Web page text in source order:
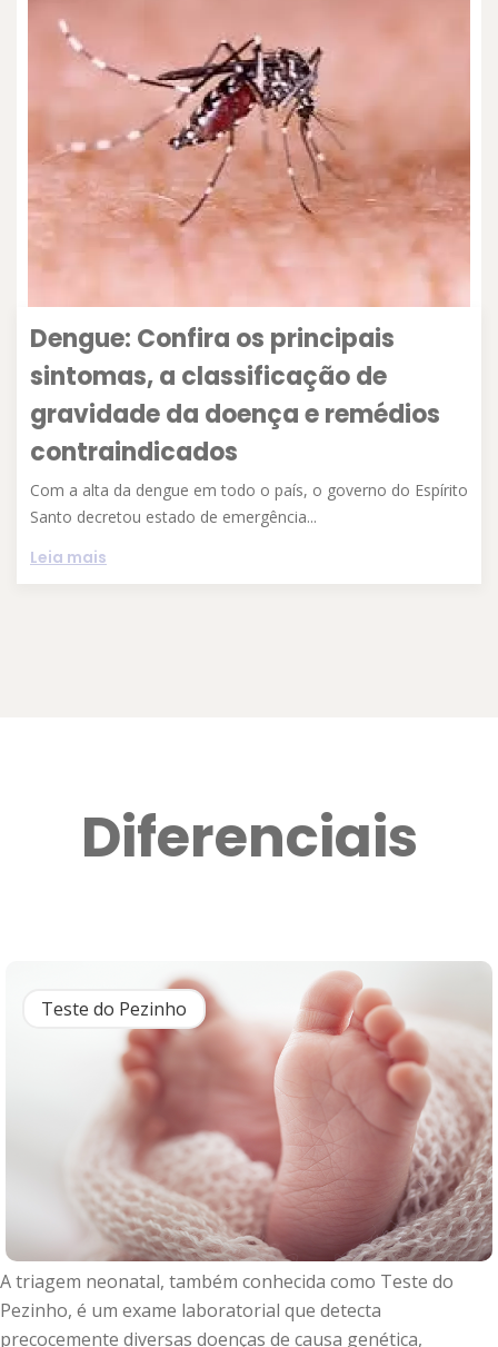
Dengue: Confira os principais
sintomas, a classificação de
gravidade da doença e remédios
contraindicados
Com a alta da dengue em todo o país, o governo do Espírito
Santo decretou estado de emergência...
Leia mais
Diferenciais
Teste do Pezinho
A triagem neonatal, também conhecida como Teste do
Pezinho, é um exame laboratorial que detecta
precocemente diversas doenças de causa genética,